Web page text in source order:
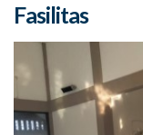
Fasilitas